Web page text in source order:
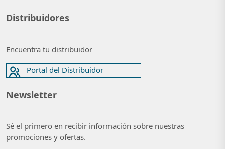
Distribuidores
Encuentra tu distribuidor
Portal del Distribuidor
Newsletter
Sé el primero en recibir información sobre nuestras
promociones y ofertas.